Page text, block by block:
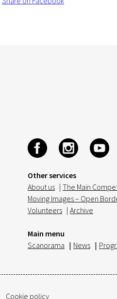
Other services
About us | The Main
Moving Images – Open
Volunteers | Archive
Main menu
Scanorama | News |
Cookie policy